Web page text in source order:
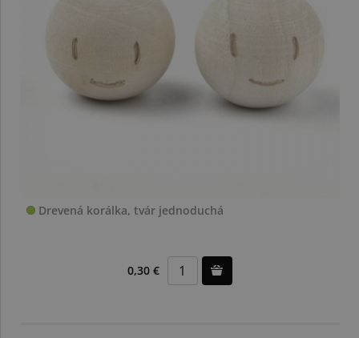
Drevená korálka, tvár jednoduchá
0,30 €